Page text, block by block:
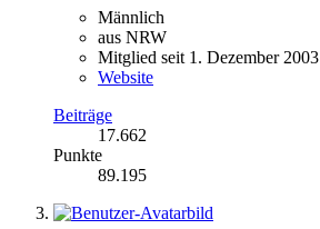
Männlich
aus NRW
Mitglied seit 1. Dezember 2003
Website
Beiträge
17.662
Punkte
89.195